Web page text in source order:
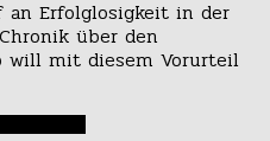
an Erfolglosigkeit in der
über den
will mit diesem Vorurteil